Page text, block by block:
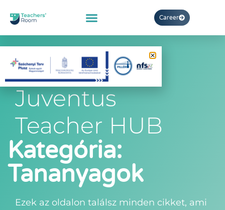
Career
Juventus
Teacher HUB
Kategória:
Tananyagok
Ezek az oldalon találsz minden cikket, ami